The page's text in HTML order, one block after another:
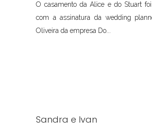
O casamento da Alice e do Stuart
com a assinatura da wedding
Oliveira da empresa Do...
Sandra e Ivan